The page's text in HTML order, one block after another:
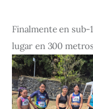
Finalmente en
lugar en 300